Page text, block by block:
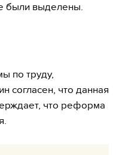
были выделены.
по труду,
согласен, что данная
что реформа